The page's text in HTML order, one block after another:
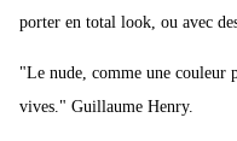
porter en total look, ou avec
"Le nude, comme une couleur
vives." Guillaume Henry.